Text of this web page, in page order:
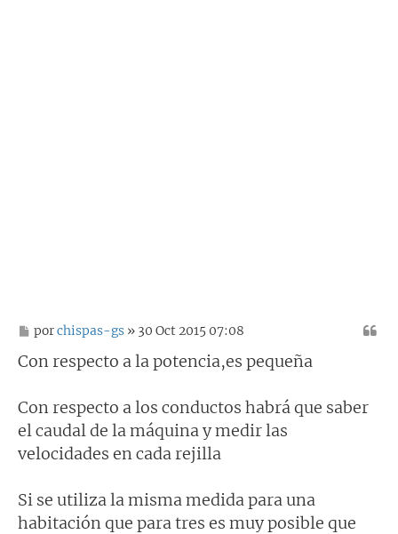
M
n
j
e
porchispas-gs » 30 Oct 2015 07:08
Con respecto a la potencia,es pequeña
Con respecto a los conductos habrá que saber
el caudal de la máquina y medir las
velocidades en cada rejilla
Si se utiliza la misma medida para una
habitación que para tres es muy posible que